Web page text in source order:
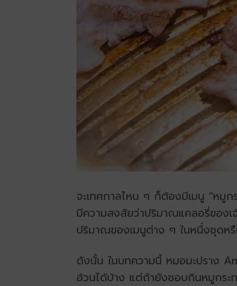
จะเทศกาลไหน ๆ ก็ต้องมีเมนู “หมูก
มีความสงสัยว่าปริมาณแคลอรี่ของเ
ปริมาณของเมนูต่าง ๆ ในหนึ่งชุดห
ดังนั้น ในบทความนี้ หมอมะปราง
อ้วนได้บ้าง แต่ถ้ายังชอบกินหมูกระ